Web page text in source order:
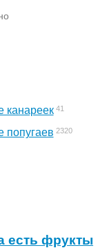
канареек 41
попугаев 2320
есть фрукты